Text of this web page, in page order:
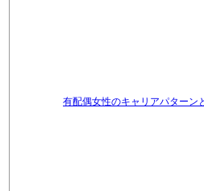
有配偶女性のキャリアパターン